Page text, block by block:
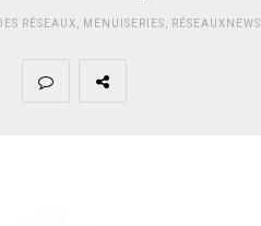
RÉSEAUX MENUISERIES RÉSEAUXNEWS